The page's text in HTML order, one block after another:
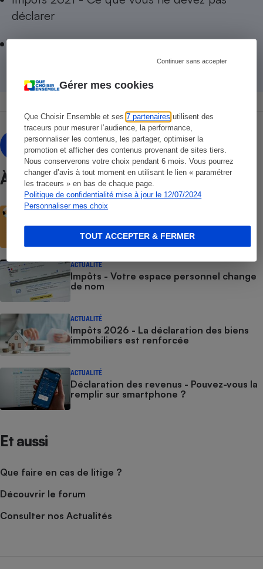
Gérer mes cookies
Que Choisir Ensemble et ses7 partenaires utilisent des
traceurs pour mesurer l’audience, la performance,
personnaliser les contenus, les partager, optimiser la
promotion et afficher des contenus provenant de sites tiers.
Nous conserverons votre choix pendant 6 mois. Vous pourrez
changer d’avis à tout moment en utilisant le lien « paramétrer
les traceurs » en bas de chaque page.
Politique de confidentialité mise à jour le 12/07/2024
Personnaliser mes choix
Continuer sans accepter
TOUT ACCEPTER & FERMER
déclarer
Taxe d’habitation - Combien payerez-vous en
Olivier Puren
À ne pas manquer
ACTUALITÉ
commencent aujourd’hui
ACTUALITÉ
Impôts - Votre espace personnel change
de nom
ACTUALITÉ
Impôts 2026 - La déclaration des biens
immobiliers est renforcée
ACTUALITÉ
Déclaration des revenus - Pouvez-vous la
remplir sur smartphone ?
Et aussi
Que faire en cas de litige ?
Découvrir le forum
Consulter nos Actualités